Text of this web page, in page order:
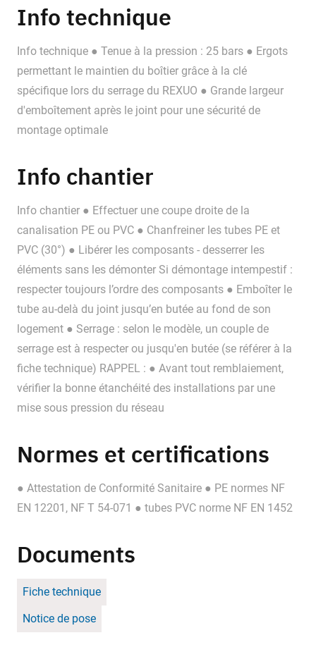
Info technique
Info technique ● Tenue à la pression : 25 bars ● Ergots
permettant le maintien du boîtier grâce à la clé
spécifique lors du serrage du REXUO ● Grande largeur
d'emboîtement après le joint pour une sécurité de
montage optimale
Info chantier
Info chantier ● Effectuer une coupe droite de la
canalisation PE ou PVC ● Chanfreiner les tubes PE et
PVC (30°) ● Libérer les composants - desserrer les
éléments sans les démonter Si démontage intempestif :
respecter toujours l’ordre des composants ● Emboîter le
tube au-delà du joint jusqu’en butée au fond de son
logement ● Serrage : selon le modèle, un couple de
serrage est à respecter ou jusqu'en butée (se référer à la
fiche technique) RAPPEL : ● Avant tout remblaiement,
vérifier la bonne étanchéité des installations par une
mise sous pression du réseau
Normes et certifications
● Attestation de Conformité Sanitaire ● PE normes NF
EN 12201, NF T 54-071 ● tubes PVC norme NF EN 1452
Documents
Fiche technique
Notice de pose